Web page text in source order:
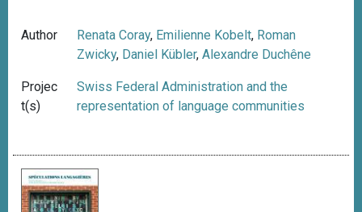
Author Renata Coray, Emilienne Kobelt, Roman
Zwicky, Daniel Kübler,Alexandre Duchêne
Projec
t(s)
Swiss Federal Administration and the
representation of language communities